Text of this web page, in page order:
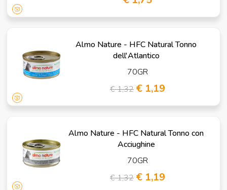
Almo Nature - HFC Natural Tonno
dell'Atlantico
70GR
€ 1,32 € 1,19
Almo Nature - HFC Natural Tonno con
Acciughine
70GR
€ 1,32 € 1,19